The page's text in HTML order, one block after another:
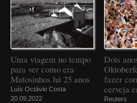
Uma viagem no tempo
para ver como era
Matosinhos há 25 anos
Luís Octávio Costa
20.09.2022
Dois
fazer
cerveja
Reuters